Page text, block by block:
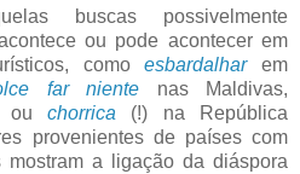
buscas possivelmente
ou pode acontecer em
comoesbardalhar
em
far niente nas Maldivas,
ouchorrica (!) na República
provenientes de países com
mostram a ligação da diáspora